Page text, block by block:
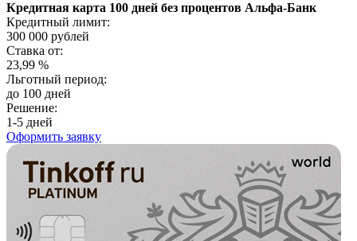
Кредитная карта 100 дней без процентов Альфа-Банк
Кредитный лимит:
300 000 рублей
Ставка от:
23,99 %
Льготный период:
до 100 дней
Решение:
1-5 дней
Оформить заявку